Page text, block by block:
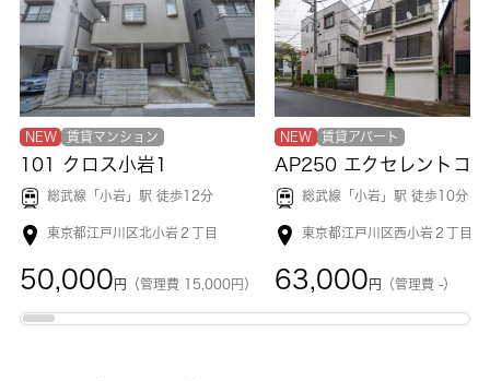
NEW 賃貸マンション
101 クロス小岩1
総武線「 小岩」駅 徒歩12分
東京都江戸川区北小岩２丁目
50,000 円 （管理費 15,000円）
NEW 賃貸アパート
総武線「 小岩 」駅 徒歩10分
東京都江戸川区西小岩２丁目
63,000 円 （管理費 -）